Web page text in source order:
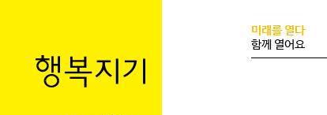
미래를 열다
함께 열어요